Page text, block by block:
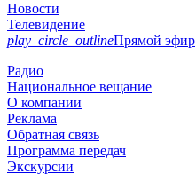
Новости
Телевидение
play_circle_outlineПрямой эфир
Радио
Национальное вещание
О компании
Реклама
Обратная связь
Программа передач
Экскурсии